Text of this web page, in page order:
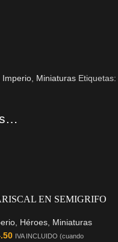
Imperio Miniaturas Etiquetas:
EN SEMIGRIFO
, Héroes, Miniaturas
IVA INCLUIDO (cuando